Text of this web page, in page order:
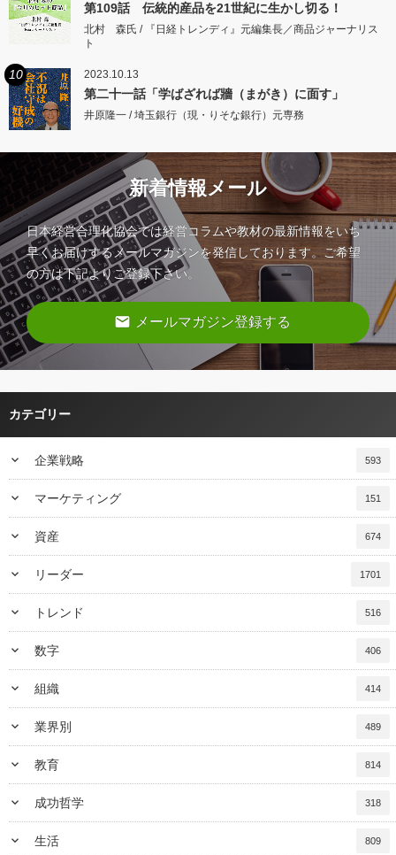
第109話 伝統的産品を21世紀に生かし切る！
北村 森氏 / 『日経トレンディ』元編集長／商品ジャーナリス
ト
10 2023.10.13
第二十一話「学ばざれば牆（まがき）に面す」
井原隆一 / 埼玉銀行（現・りそな銀行）元専務
新着情報メール
日本経営合理化協会では経営コラムや教材の最新情報をいち
早くお届けするメールマガジンを発信しております。ご希望
の方は下記よりご登録下さい。
email メールマガジン登録する
カテゴリー
keyboard_arrow_down 企業戦略 593
keyboard_arrow_down マーケティング 151
keyboard_arrow_down 資産 674
keyboard_arrow_down リーダー 1701
keyboard_arrow_down トレンド 516
keyboard_arrow_down 数字 406
keyboard_arrow_down 組織 414
keyboard_arrow_down 業界別 489
keyboard_arrow_down 教育 814
keyboard_arrow_down 成功哲学 318
keyboard_arrow_down 生活 809